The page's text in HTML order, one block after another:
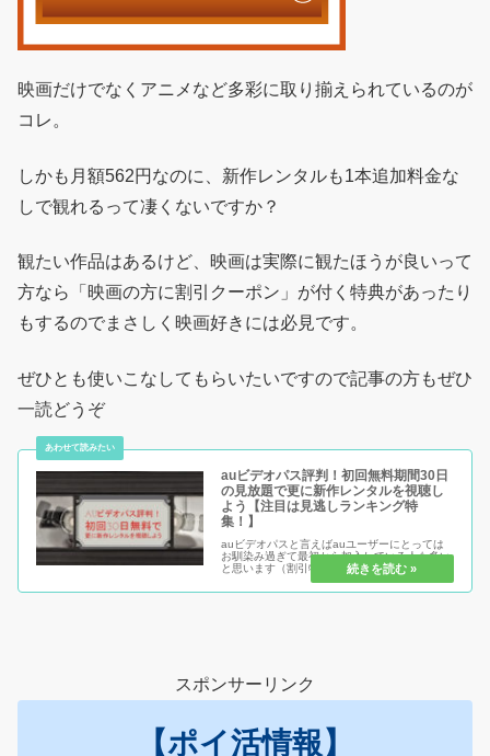
映画だけでなくアニメなど多彩に取り揃えられているのが
コレ。
しかも月額562円なのに、新作レンタルも1本追加料金な
しで観れるって凄くないですか？
観たい作品はあるけど、映画は実際に観たほうが良いって
方なら「映画の方に割引クーポン」が付く特典があったり
もするのでまさしく映画好きには必見です。
ぜひとも使いこなしてもらいたいですので記事の方もぜひ
一読どうぞ
auビデオパス評判！初回無料期間30日
の見放題で更に新作レンタルを視聴し
よう【注目は見逃しランキング特
集！】
auビデオパスと言えばauユーザーにとっては
お馴染み過ぎて最初から加入している人も多い
と思います（割引特典など付くため）ただ、ま
だ加入していない人にとってはチャンス到来！
いろんな特典もですが初回無料のため、実際に
スポンサーリンク
【ポイ活情報】